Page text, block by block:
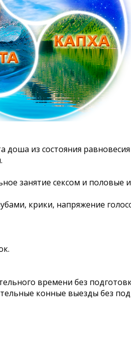
из состояния равновесия
занятие сексом и половые
крики, напряжение
времени без
конные выезды без